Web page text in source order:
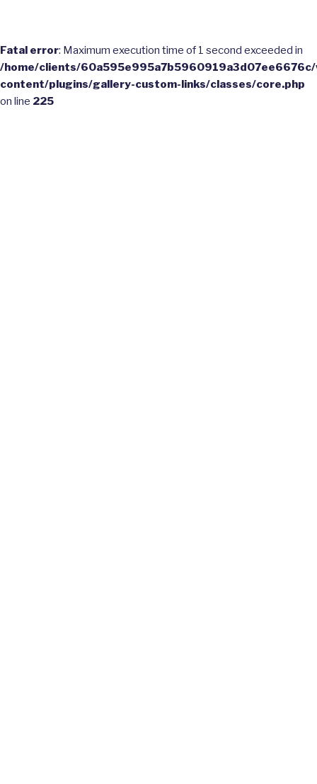
Fatal error: Maximum execution time of 1 second exceeded in
/home/clients/60a595e995a7b5960919a3d07ee6676c/
content/plugins/gallery-custom-links/classes/core.php
on line 225